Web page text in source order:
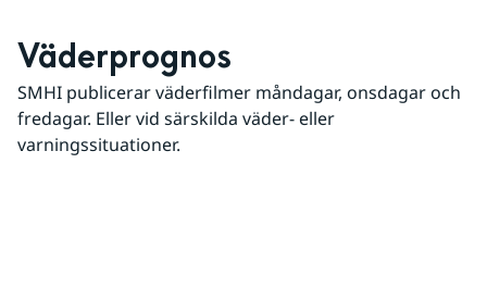
Väderprognos
SMHI publicerar väderfilmer måndagar, onsdagar och
fredagar. Eller vid särskilda väder- eller
varningssituationer.